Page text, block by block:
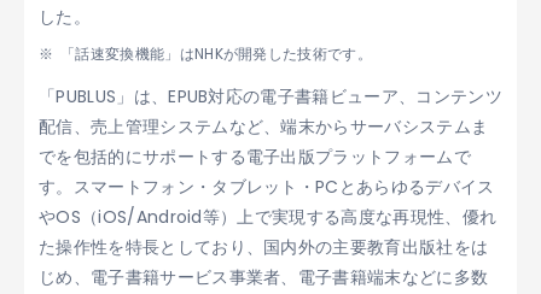
した。
「話速変換機能」はNHKが開発した技術です。
「PUBLUS」は、EPUB対応の電子書籍ビューア、コンテンツ
配信、売上管理システムなど、端末からサーバシステムま
でを包括的にサポートする電子出版プラットフォームで
す。スマートフォン・タブレット・PCとあらゆるデバイス
やOS（iOS/Android等）上で実現する高度な再現性、優れ
た操作性を特長としており、国内外の主要教育出版社をは
じめ、電子書籍サービス事業者、電子書籍端末などに多数